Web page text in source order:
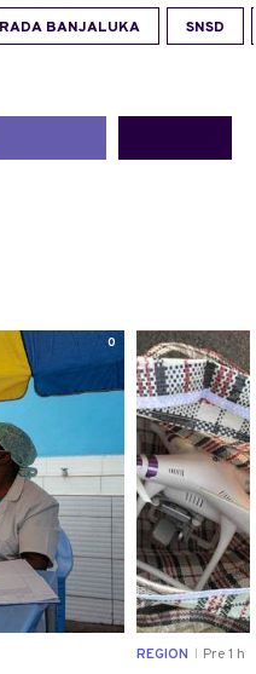
BANJALUKA SNSD
0
REGION Pre 1 h